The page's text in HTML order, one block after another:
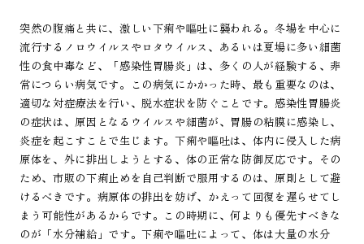
突然の腹痛と共に、激しい下痢や嘔吐に襲われる。冬場を中心に
流行するノロウイルスやロタウイルス、あるいは夏場に多い細菌
性の食中毒など、「感染性胃腸炎」は、多くの人が経験する、非
常につらい病気です。この病気にかかった時、最も重要なのは、
適切な対症療法を行い、脱水症状を防ぐことです。感染性胃腸炎
の症状は、原因となるウイルスや細菌が、胃腸の粘膜に感染し、
炎症を起こすことで生じます。下痢や嘔吐は、体内に侵入した病
原体を、外に排出しようとする、体の正常な防御反応です。その
ため、市販の下痢止めを自己判断で服用するのは、原則として避
けるべきです。病原体の排出を妨げ、かえって回復を遅らせてし
まう可能性があるからです。この時期に、何よりも優先すべきな
のが「水分補給」です。下痢や嘔吐によって、体は大量の水分